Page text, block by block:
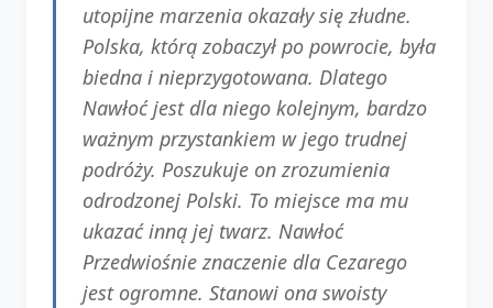
utopijne marzenia okazały się złudne.
Polska, którą zobaczył po powrocie, była
biedna i nieprzygotowana. Dlatego
Nawłoć jest dla niego kolejnym, bardzo
ważnym przystankiem w jego trudnej
podróży. Poszukuje on zrozumienia
odrodzonej Polski. To miejsce ma mu
ukazać inną jej twarz. Nawłoć
Przedwiośnie znaczenie dla Cezarego
jest ogromne. Stanowi ona swoisty